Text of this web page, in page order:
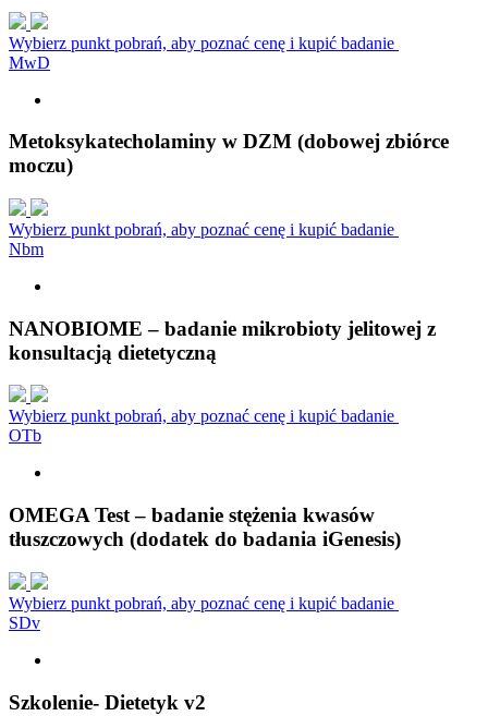
Wybierz punkt pobrań, aby poznać cenę i kupić badanie
MwD
Metoksykatecholaminy w DZM (dobowej zbiórce
moczu)
Wybierz punkt pobrań, aby poznać cenę i kupić badanie
Nbm
NANOBIOME – badanie mikrobioty jelitowej z
konsultacją dietetyczną
Wybierz punkt pobrań, aby poznać cenę i kupić badanie
OTb
OMEGA Test – badanie stężenia kwasów
tłuszczowych (dodatek do badania iGenesis)
Wybierz punkt pobrań, aby poznać cenę i kupić badanie
SDv
Szkolenie- Dietetyk v2